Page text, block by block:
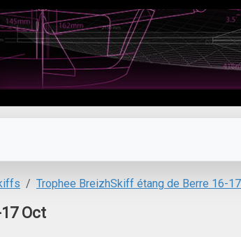
Trophee BreizhSkiff étang de Berre 16-
Oct